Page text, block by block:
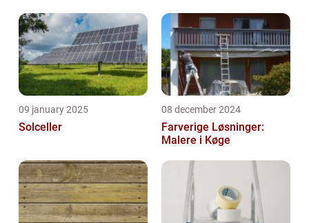
09 january 2025
Solceller
08 december 2024
Farverige Løsninger:
Malere i Køge